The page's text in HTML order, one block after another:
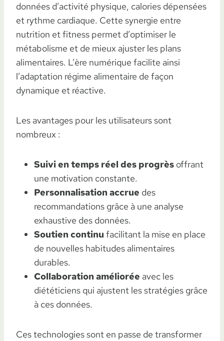
données d’activité physique, calories dépensées
et rythme cardiaque. Cette synergie entre
nutrition et fitness permet d’optimiser le
métabolisme et de mieux ajuster les plans
alimentaires. L’ère numérique facilite ainsi
l’adaptation régime alimentaire de façon
dynamique et réactive.
Les avantages pour les utilisateurs sont
nombreux :
Suivi en temps réel des progrès offrant
une motivation constante.
Personnalisation accrue des
recommandations grâce à une analyse
exhaustive des données.
Soutien continu facilitant la mise en place
de nouvelles habitudes alimentaires
durables.
Collaboration améliorée avec les
diététiciens qui ajustent les stratégies grâce
à ces données.
Ces technologies sont en passe de transformer